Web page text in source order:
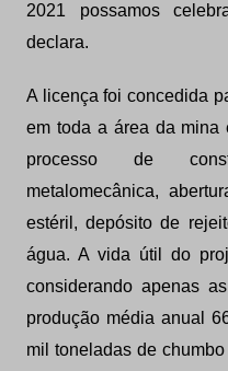
2021 possamos
declara.
A licença foi concedida
em toda a área da mina
processo de
metalomecânica,
estéril, depósito de
água. A vida útil do
considerando apenas
produção média anual
mil toneladas de